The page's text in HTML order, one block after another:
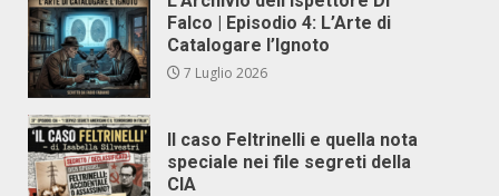
Falco | Episodio 4: L’Arte di
Catalogare l’Ignoto
7 Luglio 2026
Il caso Feltrinelli e quella nota
speciale nei file segreti della
CIA